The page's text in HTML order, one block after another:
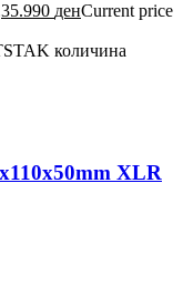
35.990 денCurrent price
количина
XLR